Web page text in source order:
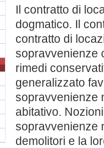
Il contratto di
dogmatico. Il
contratto di
sopravvenienze
rimedi
generalizzato
sopravvenienze
abitativo.
sopravvenienze
demolitori e la